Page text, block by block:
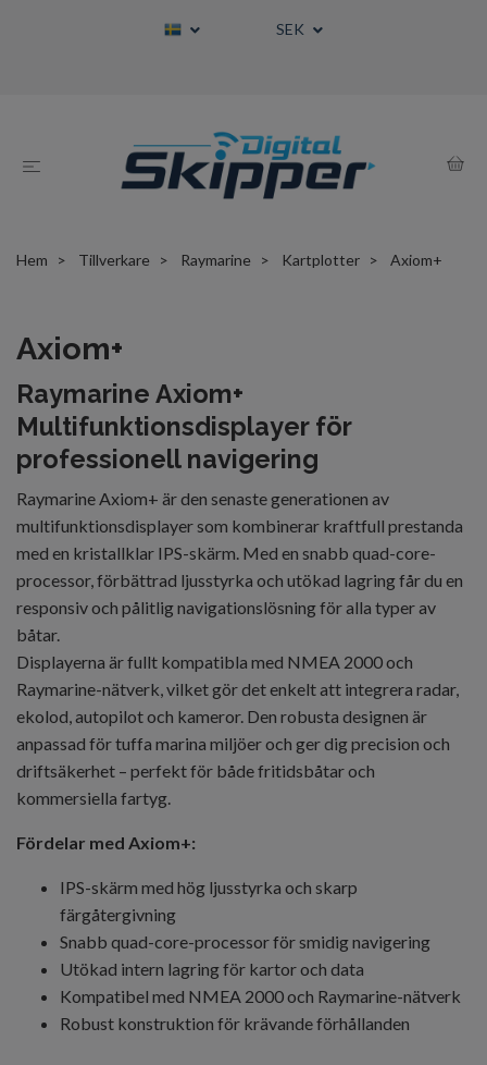
SEK
Hem Tillverkare Raymarine Kartplotter Axiom+
Axiom+
Raymarine Axiom+
Multifunktionsdisplayer för
professionell navigering
Raymarine Axiom+ är den senaste generationen av
multifunktionsdisplayer som kombinerar kraftfull prestanda
med en kristallklar IPS-skärm. Med en snabb quad-core-
processor, förbättrad ljusstyrka och utökad lagring får du en
responsiv och pålitlig navigationslösning för alla typer av
båtar.
Displayerna är fullt kompatibla med NMEA 2000 och
Raymarine-nätverk, vilket gör det enkelt att integrera radar,
ekolod, autopilot och kameror. Den robusta designen är
anpassad för tuffa marina miljöer och ger dig precision och
driftsäkerhet – perfekt för både fritidsbåtar och
kommersiella fartyg.
Fördelar med Axiom+:
IPS-skärm med hög ljusstyrka och skarp
färgåtergivning
Snabb quad-core-processor för smidig navigering
Utökad intern lagring för kartor och data
Kompatibel med NMEA 2000 och Raymarine-nätverk
Robust konstruktion för krävande förhållanden